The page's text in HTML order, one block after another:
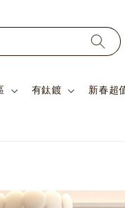
有鈦鍍 新春超